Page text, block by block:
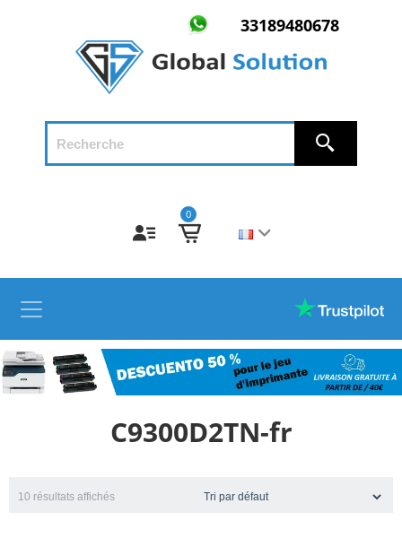
33189480678
0
C9300D2TN-fr
10 résultats affichés